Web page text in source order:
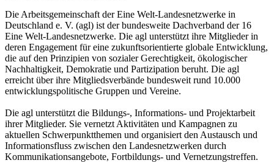
Die Arbeitsgemeinschaft der Eine Welt-Landesnetzwerke in
Deutschland e. V. (agl) ist der bundesweite Dachverband der 16
Eine Welt-Landesnetzwerke. Die agl unterstützt ihre Mitglieder in
deren Engagement für eine zukunftsorientierte globale Entwicklung,
die auf den Prinzipien von sozialer Gerechtigkeit, ökologischer
Nachhaltigkeit, Demokratie und Partizipation beruht. Die agl
erreicht über ihre Mitgliedsverbände bundesweit rund 10.000
entwicklungspolitische Gruppen und Vereine.
Die agl unterstützt die Bildungs-, Informations- und Projektarbeit
ihrer Mitglieder. Sie vernetzt Aktivitäten und Kampagnen zu
aktuellen Schwerpunktthemen und organisiert den Austausch und
Informationsfluss zwischen den Landesnetzwerken durch
Kommunikationsangebote, Fortbildungs- und Vernetzungstreffen.